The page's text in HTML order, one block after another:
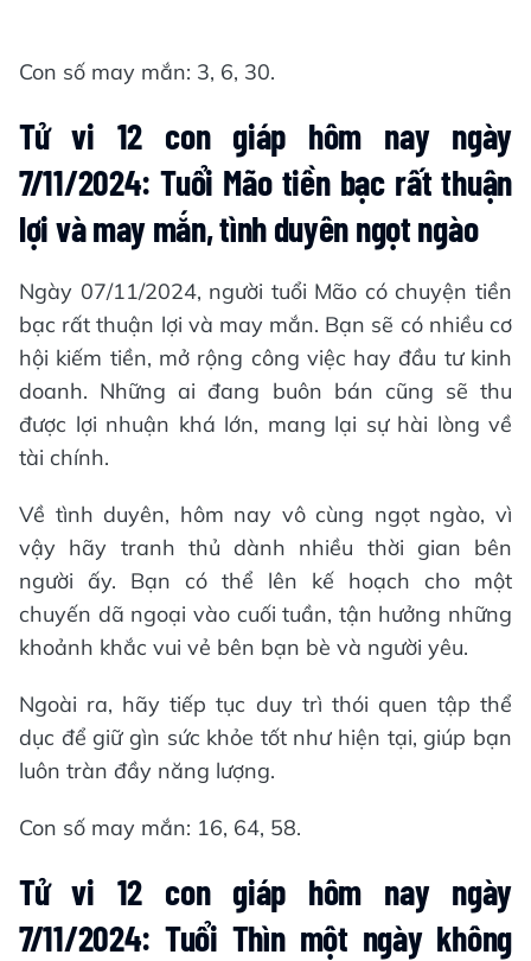
Con số may mắn: 3, 6, 30.
Tử vi 12 con giáp hôm nay ngày
7/11/2024: Tuổi Mão tiền bạc rất thuận
lợi và may mắn, tình duyên ngọt ngào
Ngày 07/11/2024, người tuổi Mão có chuyện tiền
bạc rất thuận lợi và may mắn. Bạn sẽ có nhiều cơ
hội kiếm tiền, mở rộng công việc hay đầu tư kinh
doanh. Những ai đang buôn bán cũng sẽ thu
được lợi nhuận khá lớn, mang lại sự hài lòng về
tài chính.
Về tình duyên, hôm nay vô cùng ngọt ngào, vì
vậy hãy tranh thủ dành nhiều thời gian bên
người ấy. Bạn có thể lên kế hoạch cho một
chuyến dã ngoại vào cuối tuần, tận hưởng những
khoảnh khắc vui vẻ bên bạn bè và người yêu.
Ngoài ra, hãy tiếp tục duy trì thói quen tập thể
dục để giữ gìn sức khỏe tốt như hiện tại, giúp bạn
luôn tràn đầy năng lượng.
Con số may mắn: 16, 64, 58.
Tử vi 12 con giáp hôm nay ngày
7/11/2024: Tuổi Thìn một ngày không